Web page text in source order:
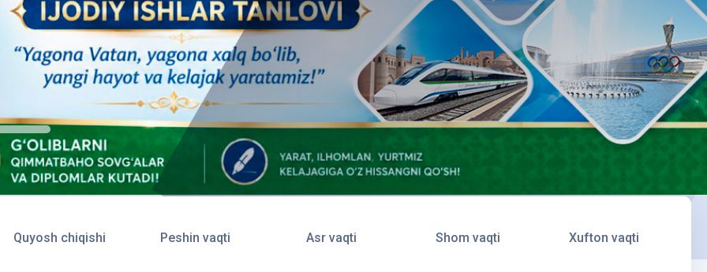
Quyosh chiqishi Peshin vaqti Asr vaqti Shom vaqti Xufton vaqti